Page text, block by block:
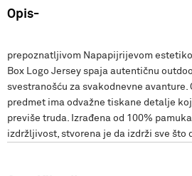
Opis
prepoznatljivom Napapijrijevom
Box Logo Jersey spaja autentičnu
svestranošću za svakodnevne avanture.
predmet ima odvažne tiskane detalje
previše truda. Izrađena od 100%
izdržljivost, stvorena je da izdrži sve što